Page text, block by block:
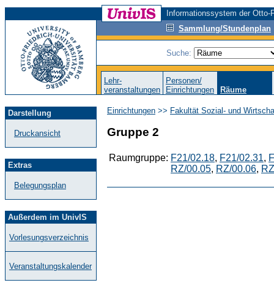
Informationssystem der
Sammlung/Stundenplan
Suche:
Lehr-
veranstaltungen
Personen/
Einrichtungen
Räume
Darstellung
Druckansicht
Extras
Belegungsplan
Außerdem im UnivIS
Vorlesungsverzeichnis
Veranstaltungskalender
Einrichtungen >> Fakultät Sozial- und
Gruppe 2
Raumgruppe: F21/02.18, F21/02.31,
RZ/00.05, RZ/00.06,